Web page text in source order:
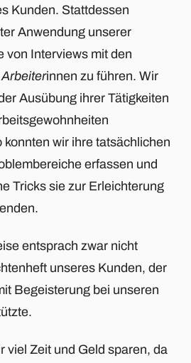
Kunden. Stattdessen
Anwendung unserer
von Interviews mit den
innen zu führen. Wir
Ausübung ihrer Tätigkeiten
konnten wir ihre tatsächlichen
erfassen und
Tricks sie zur Erleichterung
entsprach zwar nicht
unseres Kunden, der
Begeisterung bei unseren
viel Zeit und Geld sparen, da